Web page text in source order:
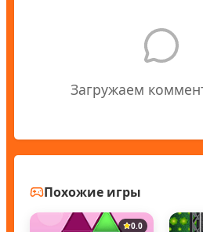
Загружаем
Похожие игры
0.0